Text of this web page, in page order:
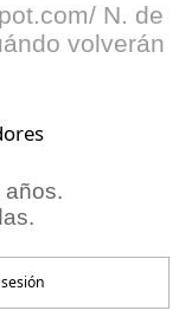
N. de
volverán
años.